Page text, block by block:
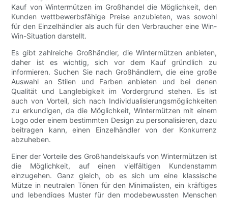
Kauf von Wintermützen im Großhandel die Möglichkeit, den
Kunden wettbewerbsfähige Preise anzubieten, was sowohl
für den Einzelhändler als auch für den Verbraucher eine Win-
Win-Situation darstellt.
Es gibt zahlreiche Großhändler, die Wintermützen anbieten,
daher ist es wichtig, sich vor dem Kauf gründlich zu
informieren. Suchen Sie nach Großhändlern, die eine große
Auswahl an Stilen und Farben anbieten und bei denen
Qualität und Langlebigkeit im Vordergrund stehen. Es ist
auch von Vorteil, sich nach Individualisierungsmöglichkeiten
zu erkundigen, da die Möglichkeit, Wintermützen mit einem
Logo oder einem bestimmten Design zu personalisieren, dazu
beitragen kann, einen Einzelhändler von der Konkurrenz
abzuheben.
Einer der Vorteile des Großhandelskaufs von Wintermützen ist
die Möglichkeit, auf einen vielfältigen Kundenstamm
einzugehen. Ganz gleich, ob es sich um eine klassische
Mütze in neutralen Tönen für den Minimalisten, ein kräftiges
und lebendiges Muster für den modebewussten Menschen